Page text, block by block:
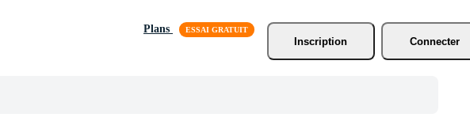
Plans
Inscription
Connecter